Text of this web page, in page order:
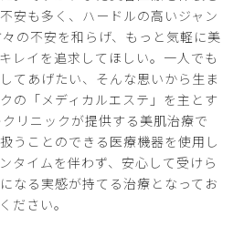
安も多く、ハードルの高いジャン
の不安を和らげ、もっと気軽に美
レイを追求してほしい。一人でも
てあげたい、そんな思いから生ま
の「メディカルエステ」を主とす
リニックが提供する美肌治療で
うことのできる医療機器を使用し
タイムを伴わず、安心して受けら
なる実感が持てる治療となってお
ださい。